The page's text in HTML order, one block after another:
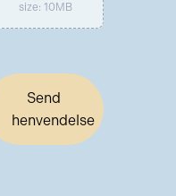
size: 10MB
Send
henvendelse